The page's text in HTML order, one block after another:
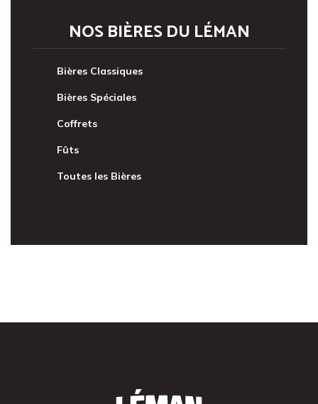
NOS BIÈRES DU LÉMAN
Bières Classiques
Bières Spéciales
Coffrets
Fûts
Toutes les Bières